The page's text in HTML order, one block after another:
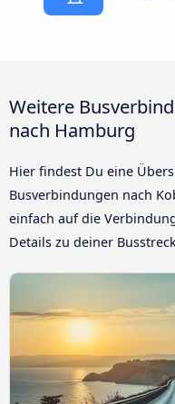
Weitere
nach Hamburg
Hier findest Du eine
Busverbindungen nach
einfach auf die
Details zu deiner